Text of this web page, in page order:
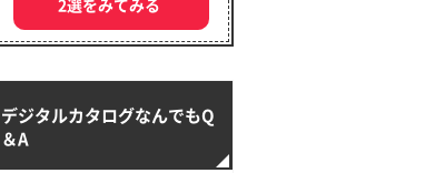
2選をみてみる
デジタルカタログなんでもQ
＆A